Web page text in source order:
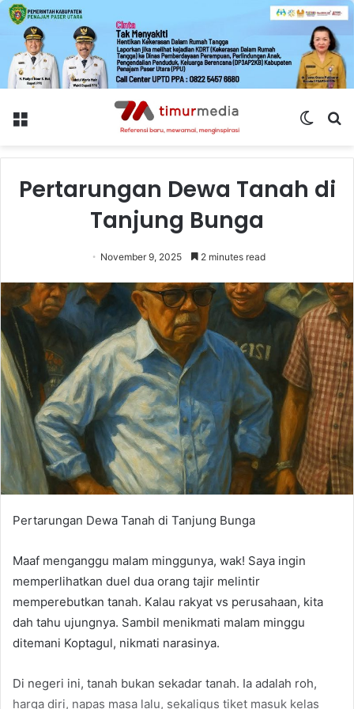
Menu
Switch
Pertarungan Dewa Tanah di
Tanjung Bunga
November 9, 2025 2 minutes read
Pertarungan Dewa Tanah di Tanjung Bunga
Maaf menganggu malam minggunya, wak! Saya ingin
memperlihatkan duel dua orang tajir melintir
memperebutkan tanah. Kalau rakyat vs perusahaan, kita
dah tahu ujungnya. Sambil menikmati malam minggu
ditemani Koptagul, nikmati narasinya.
Di negeri ini, tanah bukan sekadar tanah. Ia adalah roh,
harga diri, napas masa lalu, sekaligus tiket masuk kelas